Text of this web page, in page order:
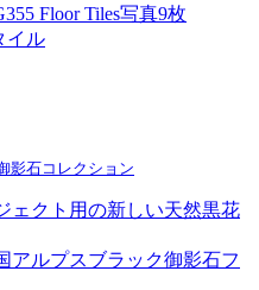
写真9枚
イル
影石コレクション
ェクト用の新しい天然黒花
アルプスブラック御影石フ